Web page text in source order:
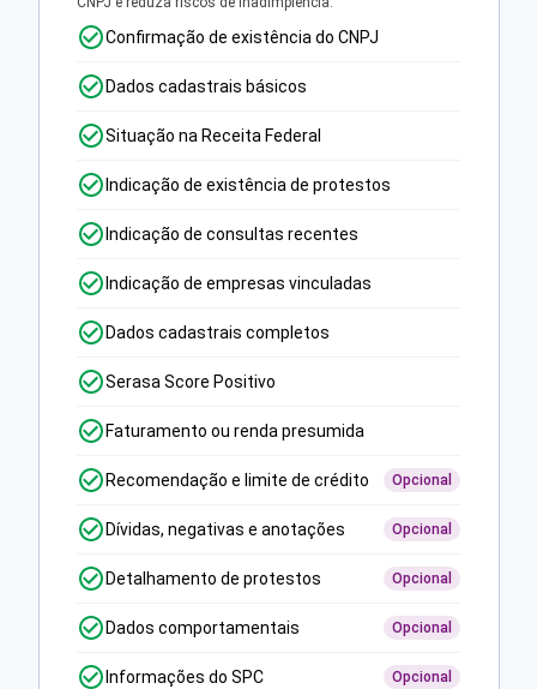
Confirmação de existência do CNPJ
Dados cadastrais básicos
Situação na Receita Federal
Indicação de existência de protestos
Indicação de consultas recentes
Indicação de empresas vinculadas
Dados cadastrais completos
Serasa Score Positivo
Faturamento ou renda presumida
Recomendação e limite de crédito Opcional
Dívidas, negativas e anotações Opcional
Detalhamento de protestos Opcional
Dados comportamentais Opcional
Informações do SPC Opcional